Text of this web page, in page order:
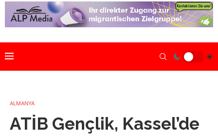
ALMANYA
ATİB Gençlik, Kassel’de